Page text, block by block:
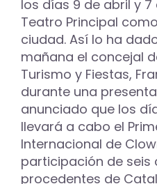
los días 9 de abril y
Teatro Principal
ciudad. Así lo ha
mañana el concejal
Turismo y Fiestas,
durante una
anunciado que los
llevará a cabo el
Internacional de
participación de seis
procedentes de